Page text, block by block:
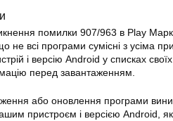
помилки 907/963 в Play
не всі програми сумісні з усіма
і версію Android у списках
перед завантаженням.
або оновлення програми
пристроєм і версією Android,